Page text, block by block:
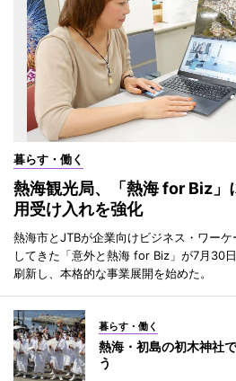
暮らす・働く
熱海観光局、「熱海 for Biz
用受け入れを強化
熱海市とJTBが企業向けビジネス・ワー
してきた「意外と熱海 for Biz」が7月30
刷新し、本格的な事業展開を始めた。
暮らす・働く
熱海・初島の初木神社
う